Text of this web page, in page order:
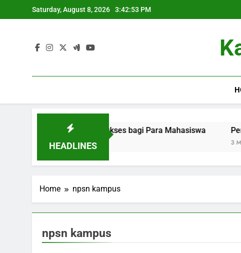
to
Saturday, August 8, 2026 3:42:53 PM
HEADLINES
Strategi Sukses bagi Para Mahasiswa
3 Months Ago
Home npsn kampus
npsn kampus